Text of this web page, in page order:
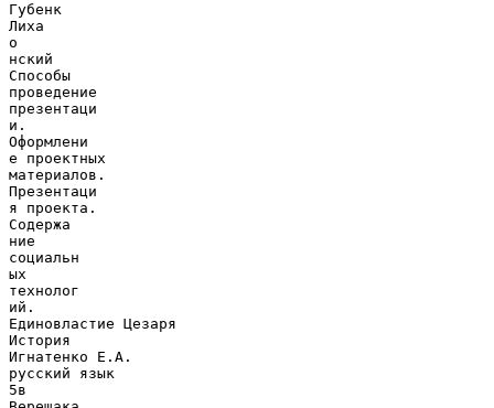
Губенк
Лиха
о
нский
Способы
проведение
презентаци
и.
Оформлени
е проектных
материалов.
Презентаци
я проекта.
Содержа
ние
социальн
ых
технолог
ий.
Единовластие Цезаря
История
Игнатенко Е.А.
русский язык
5в